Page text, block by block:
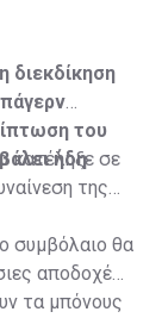
διεκδίκηση
του
ήδη
κατέληξε σε
της
συμβόλαιο θα
αποδοχές
τα μπόνους